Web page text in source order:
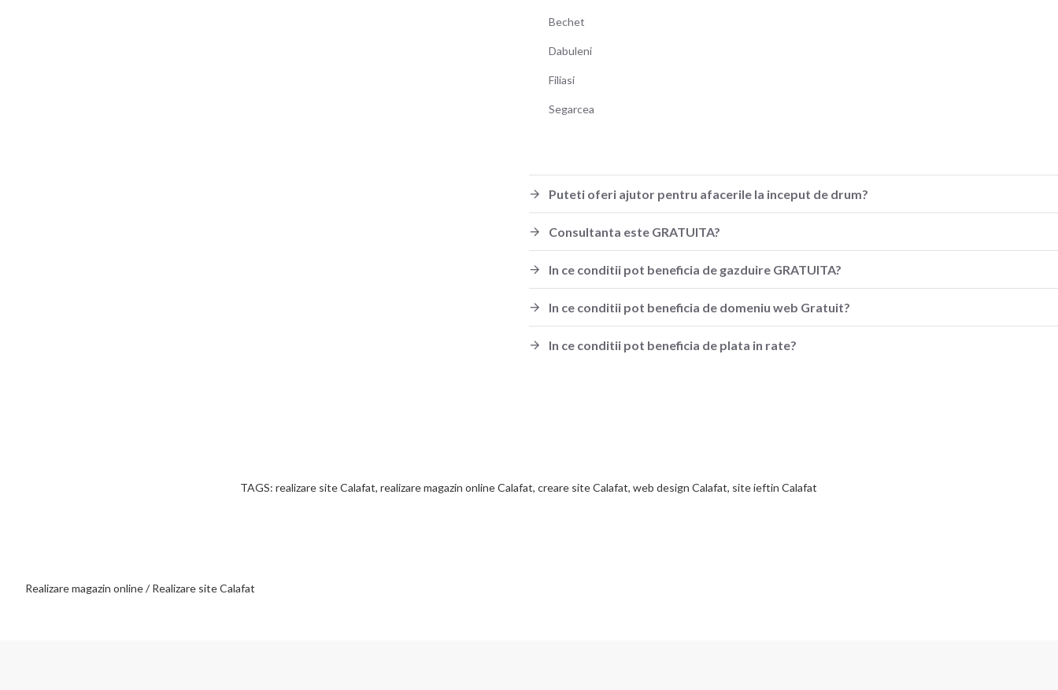
Bechet
Dabuleni
Filiasi
Segarcea
Puteti oferi ajutor pentru afacerile la inceput de drum?
Consultanta este GRATUITA?
In ce conditii pot beneficia de gazduire GRATUITA?
In ce conditii pot beneficia de domeniu web Gratuit?
In ce conditii pot beneficia de plata in rate?
TAGS: realizare site Calafat, realizare magazin online Calafat, creare site Calafat, web design Calafat, site ieftin Calafat
Realizare magazin online / Realizare site Calafat